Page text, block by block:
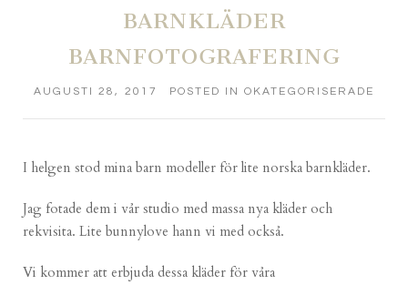
BARNKLÄDER
BARNFOTOGRAFERING
AUGUSTI 28, 2017 POSTED INOKATEGORISERADE
I helgen stod mina barn modeller för lite norska barnkläder.
Jag fotade dem i vår studio med massa nya kläder och
rekvisita. Lite bunnylove hann vi med också.
Vi kommer att erbjuda dessa kläder för våra